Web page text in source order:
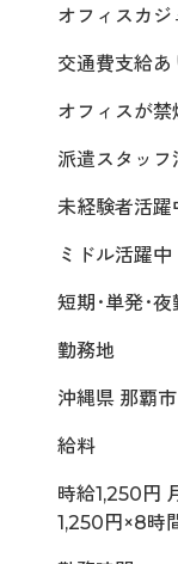
オフィスカジ
交通費支給あ
オフィスが禁
派遣スタッフ
未経験者活躍
ミドル活躍中
短期･単発･夜
勤務地
沖縄県 那覇
給料
時給1,250円
1,250円×8時